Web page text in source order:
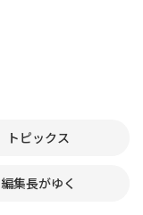
トピックス
編集長がゆく